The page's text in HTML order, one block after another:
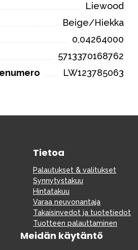
Liewood
Beige/Hiekka
0,04264000
5713370168762
LW123785063
Tietoa
Palautukset & valitukset
Synnytystakuu
Hintatakuu
Varaa neuvonantaja
Takaisinvedot ja tuotetiedot
Tuotteen palauttaminen
Meidän käytäntö